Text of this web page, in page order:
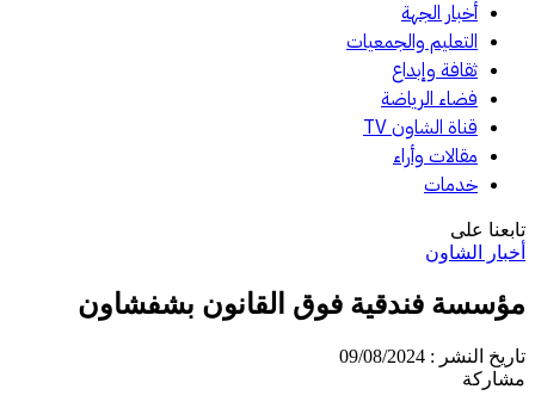
أخبار الجهة
التعليم والجمعيات
ثقافة وإبداع
فضاء الرياضة
قناة الشاون TV
مقالات وأراء
خدمات
تابعنا على
أخبار الشاون
مؤسسة فندقية فوق القانون بشفشاون
تاريخ النشر : 09/08/2024
مشاركة